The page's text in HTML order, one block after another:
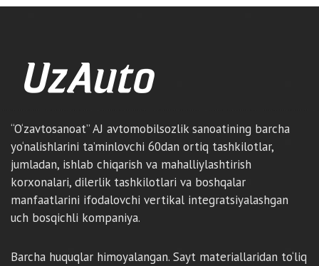
“O‘zavtosanoat” AJ avtomobilsozlik sanoatining barcha
yo‘nalishlarini ta’minlovchi 60dan ortiq tashkilotlar,
jumladan, ishlab chiqarish va mahalliylashtirish
korxonalari, dilerlik tashkilotlari va boshqalar
manfaatlarini ifodalovchi vertikal integratsiyalashgan
uch bosqichli kompaniya.
Barcha huquqlar himoyalangan. Sayt materiallaridan to‘liq